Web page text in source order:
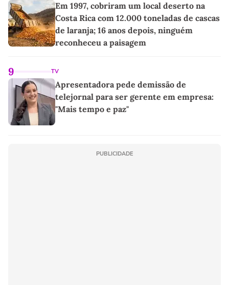
Em 1997, cobriram um local deserto na
Costa Rica com 12.000 toneladas de cascas
de laranja; 16 anos depois, ninguém
reconheceu a paisagem
9 TV
Apresentadora pede demissão de
telejornal para ser gerente em empresa:
"Mais tempo e paz"
PUBLICIDADE